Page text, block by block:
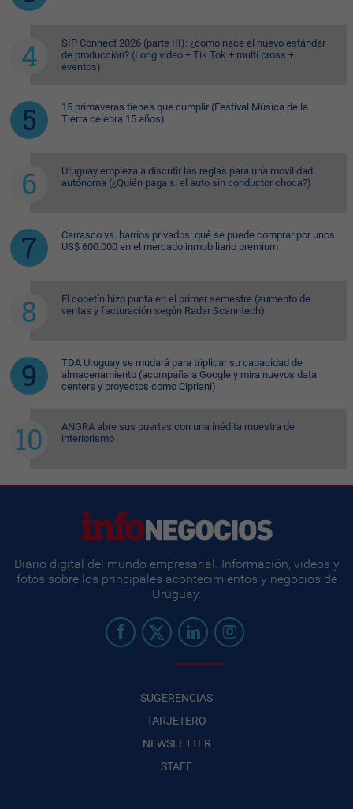
SIP Connect 2026 (parte III): ¿cómo nace el nuevo estándar
de producción? (Long video + Tik Tok + multi cross +
eventos)
15 primaveras tienes que cumplir (Festival Música de la
Tierra celebra 15 años)
Uruguay empieza a discutir las reglas para una movilidad
autónoma (¿Quién paga si el auto sin conductor choca?)
Carrasco vs. barrios privados: qué se puede comprar por unos
US$ 600.000 en el mercado inmobiliario premium
El copetín hizo punta en el primer semestre (aumento de
ventas y facturación según Radar Scanntech)
TDA Uruguay se mudará para triplicar su capacidad de
almacenamiento (acompaña a Google y mira nuevos data
centers y proyectos como Cipriani)
ANGRA abre sus puertas con una inédita muestra de
interiorismo
Diario digital del mundo empresarial. Información, videos y
fotos sobre los principales acontecimientos y negocios de
Uruguay.
SUGERENCIAS
TARJETERO
NEWSLETTER
STAFF